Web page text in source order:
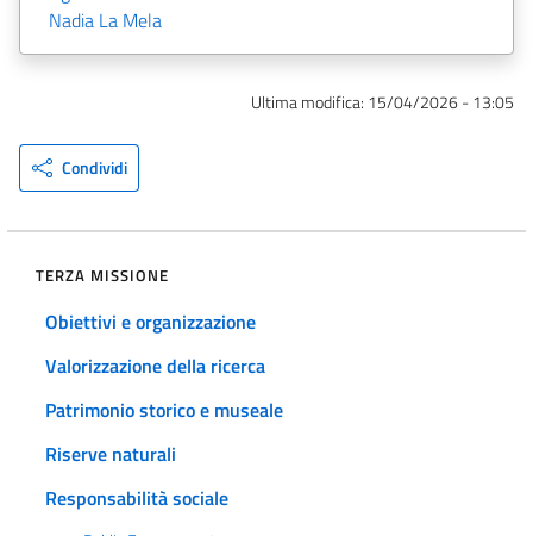
Nadia La Mela
Ultima modifica: 15/04/2026 - 13:05
Condividi
TERZA MISSIONE
Obiettivi e organizzazione
Valorizzazione della ricerca
Patrimonio storico e museale
Riserve naturali
Responsabilità sociale